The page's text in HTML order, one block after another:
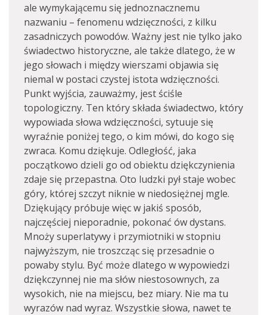
ale wymykającemu się jednoznacznemu
nazwaniu – fenomenu wdzięczności, z kilku
zasadniczych powodów. Ważny jest nie tylko jako
świadectwo historyczne, ale także dlatego, że w
jego słowach i między wierszami objawia się
niemal w postaci czystej istota wdzięczności.
Punkt wyjścia, zauważmy, jest ściśle
topologiczny. Ten który składa świadectwo, który
wypowiada słowa wdzięczności, sytuuje się
wyraźnie poniżej tego, o kim mówi, do kogo się
zwraca. Komu dziękuje. Odległość, jaka
początkowo dzieli go od obiektu dziękczynienia
zdaje się przepastna. Oto ludzki pył staje wobec
góry, której szczyt niknie w niedosiężnej mgle.
Dziękujący próbuje więc w jakiś sposób,
najczęściej nieporadnie, pokonać ów dystans.
Mnoży superlatywy i przymiotniki w stopniu
najwyższym, nie troszcząc się przesadnie o
powaby stylu. Być może dlatego w wypowiedzi
dziękczynnej nie ma słów niestosownych, za
wysokich, nie na miejscu, bez miary. Nie ma tu
wyrazów nad wyraz. Wszystkie słowa, nawet te